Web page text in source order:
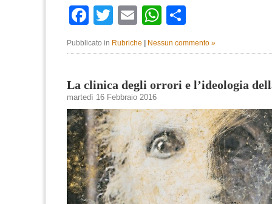
Facebook
TwitterEmailWhatsApp
Pubblicato in Rubriche | Nessun commento »
La clinica degli orrori e l’ideologia
martedì 16 Febbraio 2016